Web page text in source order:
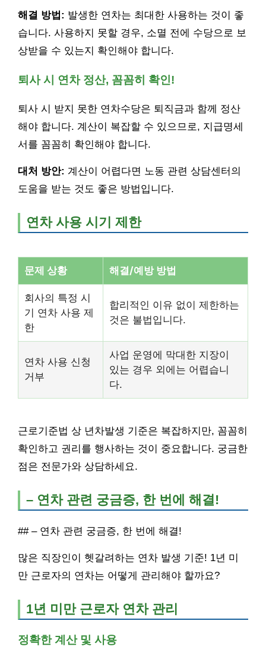
해결 방법: 발생한 연차는 최대한 사용하는 것이 좋
습니다. 사용하지 못할 경우, 소멸 전에 수당으로 보
상받을 수 있는지 확인해야 합니다.
퇴사 시 연차 정산, 꼼꼼히 확인!
퇴사 시 받지 못한 연차수당은 퇴직금과 함께 정산
해야 합니다. 계산이 복잡할 수 있으므로, 지급명세
서를 꼼꼼히 확인해야 합니다.
대처 방안: 계산이 어렵다면 노동 관련 상담센터의
도움을 받는 것도 좋은 방법입니다.
연차 사용 시기 제한
문제 상황 해결/예방 방법
회사의 특정 시
기 연차 사용 제
한
합리적인 이유 없이 제한하는
것은 불법입니다.
연차 사용 신청
거부
사업 운영에 막대한 지장이
있는 경우 외에는 어렵습니
다.
근로기준법 상 년차발생 기준은 복잡하지만, 꼼꼼히
확인하고 권리를 행사하는 것이 중요합니다. 궁금한
점은 전문가와 상담하세요.
– 연차 관련 궁금증, 한 번에 해결!
## – 연차 관련 궁금증, 한 번에 해결!
많은 직장인이 헷갈려하는 연차 발생 기준! 1년 미
만 근로자의 연차는 어떻게 관리해야 할까요?
1년 미만 근로자 연차 관리
정확한 계산 및 사용